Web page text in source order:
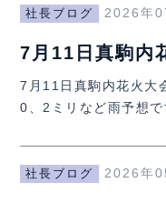
社長ブログ 2026年
7月11日真駒内
7月11日真駒内花火
0、2ミリなど雨予想
社長ブログ 2026年